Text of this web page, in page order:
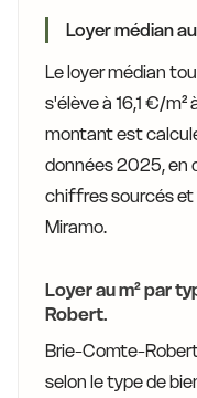
Loyer médian
Le loyer médian
s'élève à 16,1 €/
montant est
données 2025, en
chiffres sourcés et
Miramo.
Loyer au m² par
Robert.
Brie-Comte-
selon le type de